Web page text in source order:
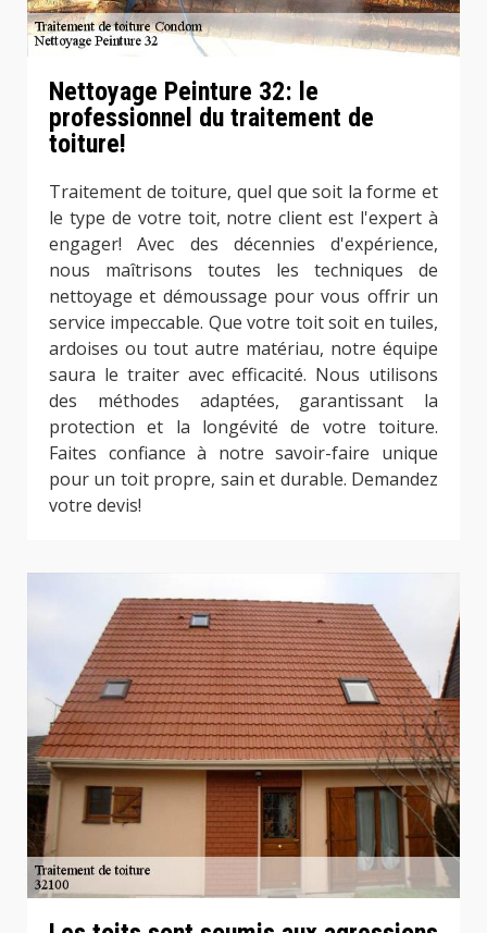
Nettoyage Peinture 32: le
professionnel du traitement de
toiture!
Traitement de toiture, quel que soit la forme et
le type de votre toit, notre client est l'expert à
engager! Avec des décennies d'expérience,
nous maîtrisons toutes les techniques de
nettoyage et démoussage pour vous offrir un
service impeccable. Que votre toit soit en tuiles,
ardoises ou tout autre matériau, notre équipe
saura le traiter avec efficacité. Nous utilisons
des méthodes adaptées, garantissant la
protection et la longévité de votre toiture.
Faites confiance à notre savoir-faire unique
pour un toit propre, sain et durable. Demandez
votre devis!